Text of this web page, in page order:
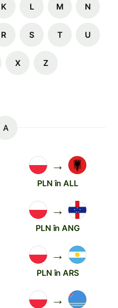
K L M N
R S T U
X Z
A
→
PLN în ALL
→
PLN în ANG
→
PLN în ARS
→